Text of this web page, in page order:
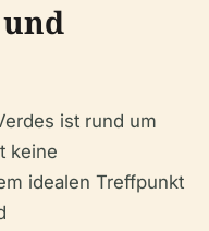
ist rund um
keine
idealen Treffpunkt